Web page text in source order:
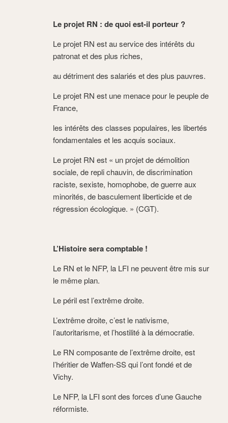
Le projet RN : de quoi est-il porteur ?
Le projet RN est au service des intérêts du
patronat et des plus riches,
au détriment des salariés et des plus pauvres.
Le projet RN est une menace pour le peuple de
France,
les intérêts des classes populaires, les libertés
fondamentales et les acquis sociaux.
Le projet RN est « un projet de démolition
sociale, de repli chauvin, de discrimination
raciste, sexiste, homophobe, de guerre aux
minorités, de basculement liberticide et de
régression écologique. » (CGT).
L’Histoire sera comptable !
Le RN et le NFP, la LFI ne peuvent être mis sur
le même plan.
Le péril est l’extrême droite.
L’extrême droite, c’est le nativisme,
l’autoritarisme, et l’hostilité à la démocratie.
Le RN composante de l’extrême droite, est
l’héritier de Waffen-SS qui l’ont fondé et de
Vichy.
Le NFP, la LFI sont des forces d’une Gauche
réformiste.